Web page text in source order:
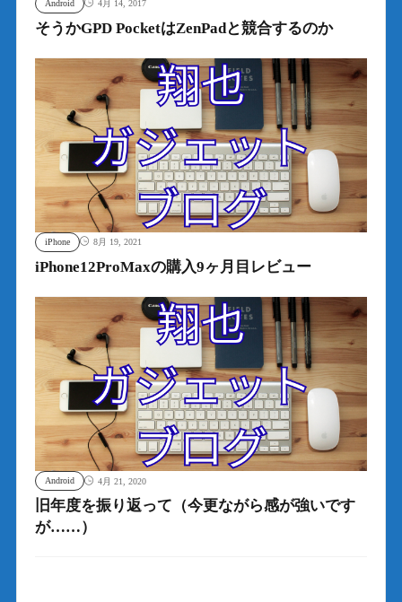
Android 4月 14, 2017
そうかGPD PocketはZenPadと競合するのか
iPhone 8月 19, 2021
iPhone12ProMaxの購入9ヶ月目レビュー
Android 4月 21, 2020
旧年度を振り返って（今更ながら感が強いです
が……）